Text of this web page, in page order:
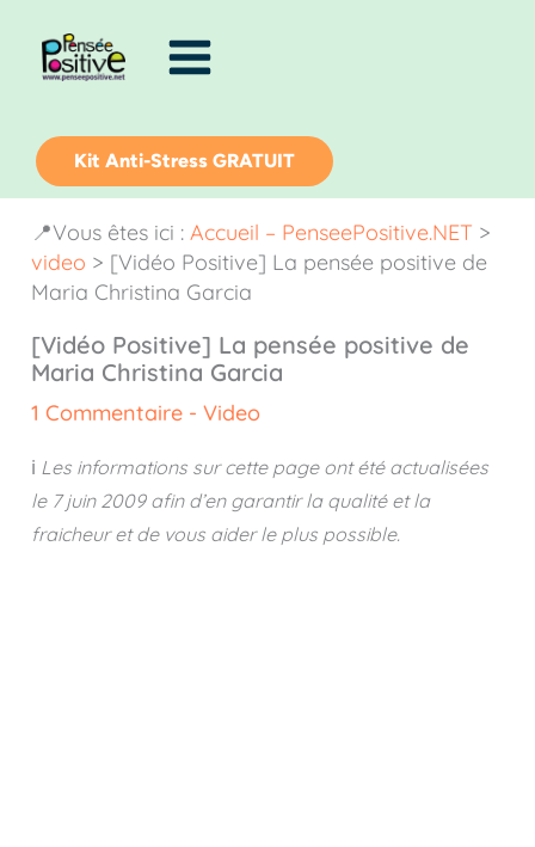
contenu
Kit Anti-Stress GRATUIT
📍Vous êtes ici : Accueil – PenseePositive.NET >
video > [Vidéo Positive] La pensée positive de
Maria Christina Garcia
[Vidéo Positive] La pensée positive de
Maria Christina Garcia
1 Commentaire - Video
ℹ️ Les informations sur cette page ont été actualisées
le 7 juin 2009afin d’en garantir la qualité et la
fraicheur et de vous aider le plus possible.